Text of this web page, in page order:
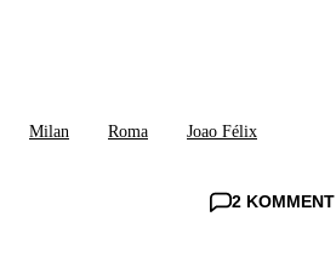
Milan Roma Joao Félix
2 KOMMENT